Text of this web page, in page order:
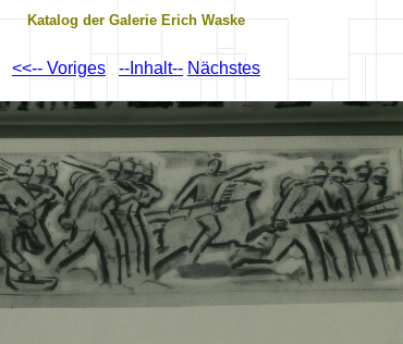
Katalog der Galerie Erich Waske
<<-- Voriges --Inhalt-- Nächstes